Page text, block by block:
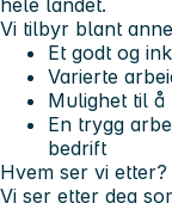
hele landet.
Vi tilbyr blant
Et godt og
Varierte
Mulighet til å
En trygg
bedrift
Hvem ser vi etter?
Vi ser etter deg